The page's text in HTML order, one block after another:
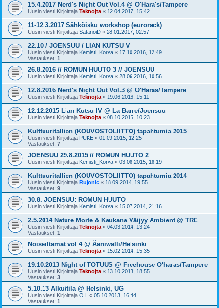
15.4.2017 Nerd's Night Out Vol.4 @ O'Hara's/Tampere
Uusin viesti Kirjoittaja Teknojta « 12.04.2017, 15:42
11-12.3.2017 Sähköisku workshop (eurorack)
Uusin viesti Kirjoittaja SatanoiD « 28.01.2017, 02:57
22.10 / JOENSUU / LIAN KUTSU V
Uusin viesti Kirjoittaja Kemisti_Korva « 17.10.2016, 12:49
Vastaukset: 1
26.8.2016 // ROMUN HUUTO 3 // JOENSUU
Uusin viesti Kirjoittaja Kemisti_Korva « 28.06.2016, 10:56
12.8.2016 Nerd's Night Out Vol.3 @ O'Haras/Tampere
Uusin viesti Kirjoittaja Teknojta « 19.06.2016, 15:11
12.12.2015 Lian Kutsu IV @ La Barre/Joensuu
Uusin viesti Kirjoittaja Teknojta « 08.10.2015, 10:23
Kulttuuritallien (KOUVOSTOLIITTO) tapahtumia 2015
Uusin viesti Kirjoittaja PUKE « 01.09.2015, 12:25
Vastaukset: 7
JOENSUU 29.8.2015 // ROMUN HUUTO 2
Uusin viesti Kirjoittaja Kemisti_Korva « 03.08.2015, 18:19
Kulttuuritallien (KOUVOSTOLIITTO) tapahtumia 2014
Uusin viesti Kirjoittaja Rujonic « 18.09.2014, 19:55
Vastaukset: 9
30.8. JOENSUU: ROMUN HUUTO
Uusin viesti Kirjoittaja Kemisti_Korva « 15.07.2014, 21:16
2.5.2014 Nature Morte & Kaukana Väijyy Ambient @ TRE
Uusin viesti Kirjoittaja Teknojta « 04.03.2014, 13:24
Vastaukset: 1
Noiseiltamat vol 4 @ Ääniwalli/Helsinki
Uusin viesti Kirjoittaja Teknojta « 15.02.2014, 15:35
19.10.2013 Night of TOTUUS @ Freehouse O'haras/Tampere
Uusin viesti Kirjoittaja Teknojta « 13.10.2013, 18:55
Vastaukset: 3
5.10.13 Alku/tila @ Helsinki, UG
Uusin viesti Kirjoittaja O L « 05.10.2013, 16:44
Vastaukset: 1